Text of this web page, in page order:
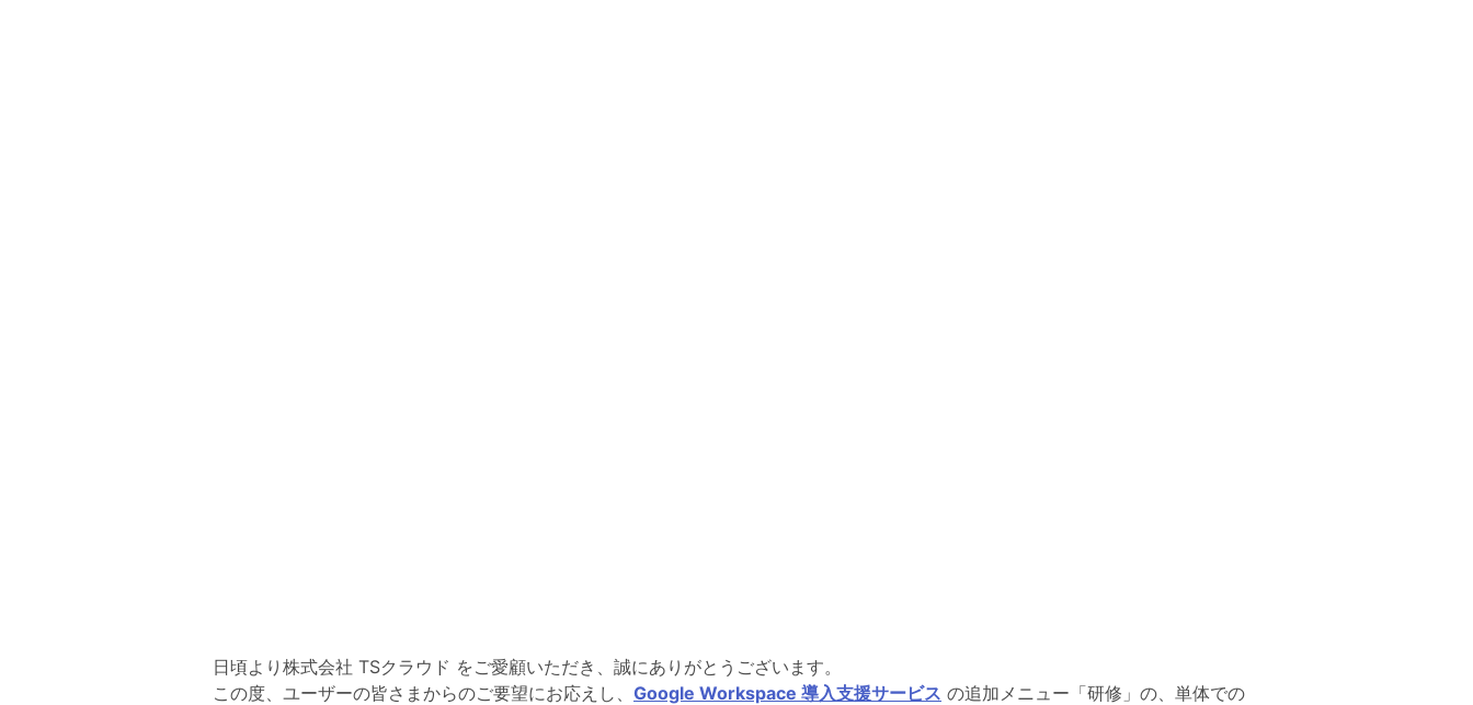
日頃より株式会社 TSクラウド をご愛顧いただき、誠にありがとうございます。
この度、ユーザーの皆さまからのご要望にお応えし、 Google Workspace 導入支援サービス の追加メニュー「研修」の、単体での